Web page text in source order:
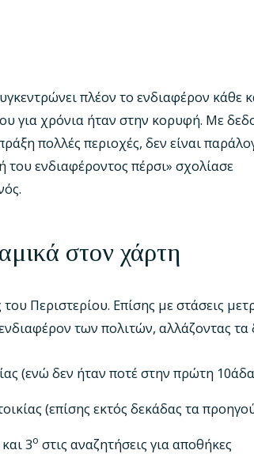
πλέον το ενδιαφέρον κάθε
για χρόνια ήταν στην κορυφή. Με
πολλές περιοχές, δεν είναι
ενδιαφέροντος πέρσι» σχολίασε
στον χάρτη
Περιστερίου. Επίσης με στάσεις
των πολιτών, αλλάζοντας
(ενώ δεν ήταν ποτέ στην πρώτη
(επίσης εκτός δεκάδας τα
3ο στις αναζητήσεις για αποθήκες